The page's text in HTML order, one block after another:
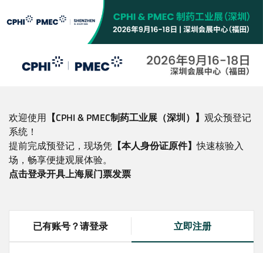
转
欢迎使用 【CPHI & PMEC制药工业展（深圳）】 观众预登记
系统！
提前完成预登记，现场凭 【本人身份证原件】快速核验入
场，畅享便捷观展体验。
点击登录开具上海展门票发票
已有账号？请登录 立即注册
(
a